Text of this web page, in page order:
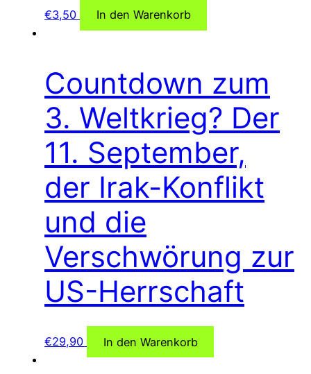
€3,50 In den Warenkorb
Countdown zum
3. Weltkrieg? Der
11. September,
der Irak-Konflikt
und die
Verschwörung zur
US-Herrschaft
€29,90 In den Warenkorb